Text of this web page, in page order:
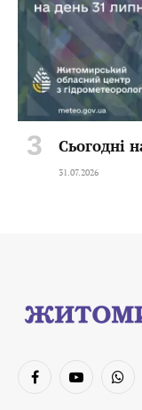
Сьогодні
31.07.2026
FacebookYouTube